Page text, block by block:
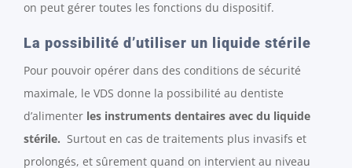
on peut gérer toutes les fonctions du dispositif.
La possibilité d’utiliser un liquide stérile
Pour pouvoir opérer dans des conditions de sécurité
maximale, le VDS donne la possibilité au dentiste
d’alimenter les instruments dentaires avec du liquide
stérile. Surtout en cas de traitements plus invasifs et
prolongés, et sûrement quand on intervient au niveau